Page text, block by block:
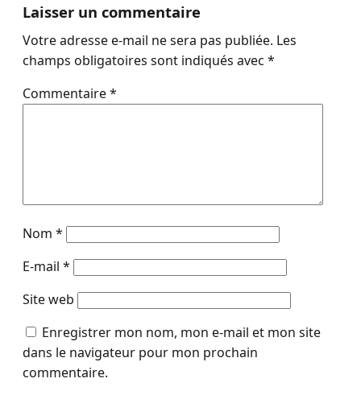
Laisser un commentaire
Votre adresse e-mail ne sera pas publiée. Les
champs obligatoires sont indiqués avec *
Commentaire*
Nom *
E-mail *
Site web
Enregistrer mon nom, mon e-mail et mon site
dans le navigateur pour mon prochain
commentaire.